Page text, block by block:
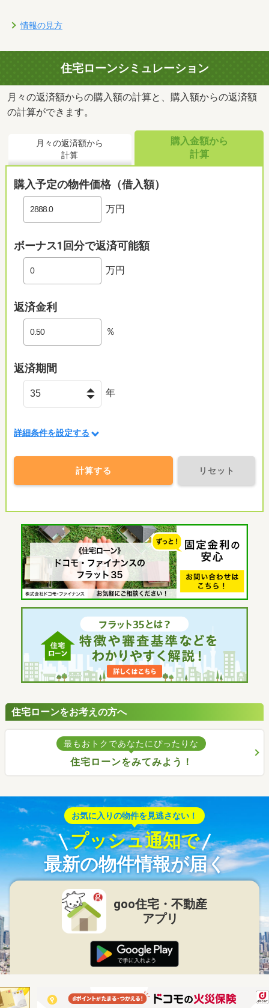
情報の見方
住宅ローンシミュレーション
月々の返済額からの購入額の計算と、購入額からの返済額
の計算ができます。
月々の返済額から
計算
購入金額から
計算
購入予定の物件価格（借入額）
万円
ボーナス1回分で返済可能額
万円
返済金利
％
返済期間
年
詳細条件を設定する
計算する リセット
住宅ローンをお考えの方へ
最もおトクであなたにぴったりな
住宅ローンをみてみよう！
お気に入りの物件を見逃さない！
プッシュ通知で
最新の物件情報が届く
goo住宅・不動産
アプリ